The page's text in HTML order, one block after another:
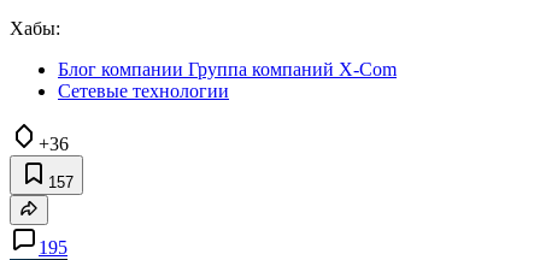
Хабы:
Блог компании Группа компаний X-Com
Сетевые технологии
+36
157
195